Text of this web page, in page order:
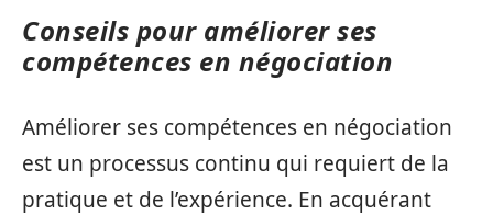
Conseils pour améliorer ses
compétences en négociation
Améliorer ses compétences en négociation
est un processus continu qui requiert de la
pratique et de l’expérience. En acquérant